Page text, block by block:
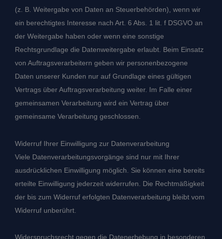
(z. B. Weitergabe von Daten an Steuerbehörden), wenn wir
ein berechtigtes Interesse nach Art. 6 Abs. 1 lit. f DSGVO an
der Weitergabe haben oder wenn eine sonstige
Rechtsgrundlage die Datenweitergabe erlaubt. Beim Einsatz
von Auftragsverarbeitern geben wir personenbezogene
Daten unserer Kunden nur auf Grundlage eines gültigen
Vertrags über Auftragsverarbeitung weiter. Im Falle einer
gemeinsamen Verarbeitung wird ein Vertrag über
gemeinsame Verarbeitung geschlossen.
Widerruf Ihrer Einwilligung zur Datenverarbeitung
Viele Datenverarbeitungsvorgänge sind nur mit Ihrer
ausdrücklichen Einwilligung möglich. Sie können eine bereits
erteilte Einwilligung jederzeit widerrufen. Die Rechtmäßigkeit
der bis zum Widerruf erfolgten Datenverarbeitung bleibt vom
Widerruf unberührt.
Widerspruchsrecht gegen die Datenerhebung in besonderen